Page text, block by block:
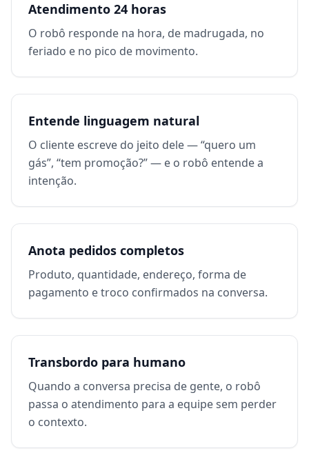
Atendimento 24 horas
O robô responde na hora, de madrugada, no
feriado e no pico de movimento.
Entende linguagem natural
O cliente escreve do jeito dele — “quero um
gás”, “tem promoção?” — e o robô entende a
intenção.
Anota pedidos completos
Produto, quantidade, endereço, forma de
pagamento e troco confirmados na conversa.
Transbordo para humano
Quando a conversa precisa de gente, o robô
passa o atendimento para a equipe sem perder
o contexto.